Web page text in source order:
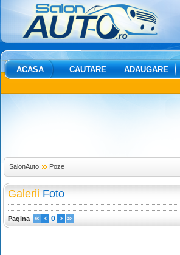
ACASA CAUTARE ADAUGARE
SalonAuto Poze
Galerii Foto
Pagina 0